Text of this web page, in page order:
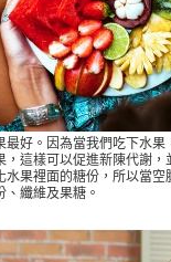
最好。因為當我們吃下水
這樣可以促進新陳代謝，
水果裡面的糖份，所以當
纖維及果糖。